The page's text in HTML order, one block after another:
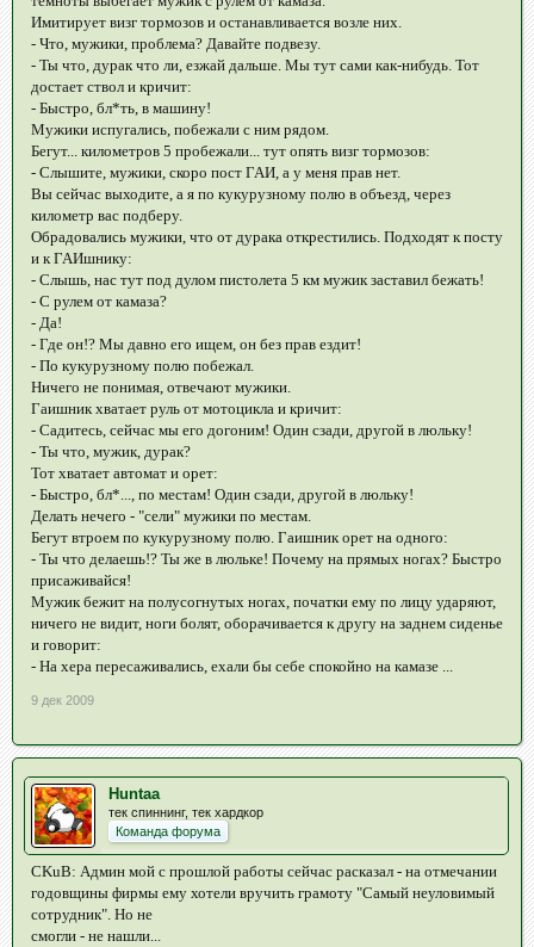
Имитирует визг тормозов и останавливается возле них.
- Что, мужики, проблема? Давайте подвезу.
- Ты что, дурак что ли, езжай дальше. Мы тут сами как-нибудь. Тот
достает ствол и кричит:
- Быстро, бл*ть, в машину!
Мужики испугались, побежали с ним рядом.
Бегут... километров 5 пробежали... тут опять визг тормозов:
- Слышите, мужики, скоро пост ГАИ, а у меня прав нет.
Вы сейчас выходите, а я по кукурузному полю в объезд, через
километр вас подберу.
Обрадовались мужики, что от дурака открестились. Подходят к посту
и к ГАИшнику:
- Слышь, нас тут под дулом пистолета 5 км мужик заставил бежать!
- С рулем от камаза?
- Да!
- Где он!? Мы давно его ищем, он без прав ездит!
- По кукурузному полю побежал.
Ничего не понимая, отвечают мужики.
Гаишник хватает руль от мотоцикла и кричит:
- Садитесь, сейчас мы его догоним! Один сзади, другой в люльку!
- Ты что, мужик, дурак?
Тот хватает автомат и орет:
- Быстро, бл*..., по местам! Один сзади, другой в люльку!
Делать нечего - "сели" мужики по местам.
Бегут втроем по кукурузному полю. Гаишник орет на одного:
- Ты что делаешь!? Ты же в люльке! Почему на прямых ногах? Быстро
присаживайся!
Мужик бежит на полусогнутых ногах, початки ему по лицу ударяют,
ничего не видит, ноги болят, оборачивается к другу на заднем сиденье
и говорит:
- На хера пересаживались, ехали бы себе спокойно на камазе ...
9 дек 2009
Huntaa
тек спиннинг, тек хардкор
Команда форума
CKuB: Админ мой с прошлой работы сейчас расказал - на отмечании
годовщины фирмы ему хотели вручить грамоту "Самый неуловимый
сотрудник". Но не
смогли - не нашли...